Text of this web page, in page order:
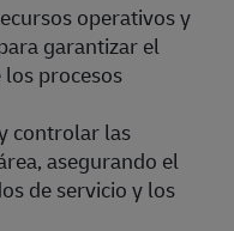
operativos y
garantizar el
procesos
controlar las
asegurando el
de servicio y los